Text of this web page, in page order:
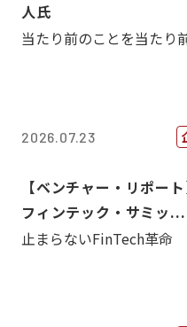
人氏
当たり前のことを当たり
2026.07.23
【ベンチャー・リポー
フィンテック・サミッ...
止まらないFinTech革命